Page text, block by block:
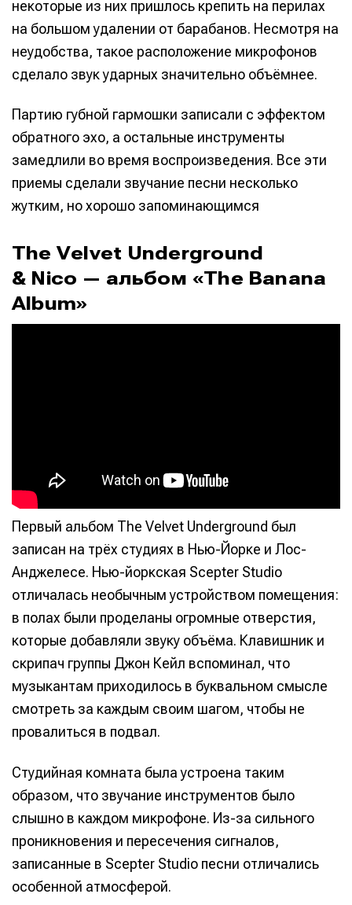
Информация
Реклама
Информация
Реклама
некоторые из них пришлось крепить на перилах
на большом удалении от барабанов. Несмотря на
неудобства, такое расположение микрофонов
сделало звук ударных значительно объёмнее.
Партию губной гармошки записали с эффектом
обратного эхо, а остальные инструменты
замедлили во время воспроизведения. Все эти
приемы сделали звучание песни несколько
жутким, но хорошо запоминающимся
The Velvet Underground
& Nico — альбом «The Banana
Album»
Первый альбом The Velvet Underground был
записан на трёх студиях в Нью-Йорке и Лос-
Анджелесе. Нью-йоркская Scepter Studio
отличалась необычным устройством помещения:
в полах были проделаны огромные отверстия,
которые добавляли звуку объёма. Клавишник и
скрипач группы Джон Кейл вспоминал, что
музыкантам приходилось в буквальном смысле
смотреть за каждым своим шагом, чтобы не
провалиться в подвал.
Студийная комната была устроена таким
образом, что звучание инструментов было
слышно в каждом микрофоне. Из-за сильного
проникновения и пересечения сигналов,
записанные в Scepter Studio песни отличались
особенной атмосферой.